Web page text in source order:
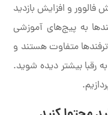
فالوور و افزایش بازدید
به پیج‌های آموزشی
متفاوت هستند و
رقبا بیشتر دیده شوید.